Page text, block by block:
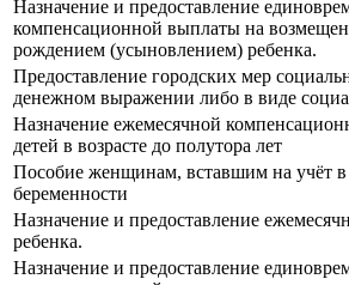
Назначение и предоставление
компенсационной выплаты на
рождением (усыновлением) ребенка.
Предоставление городских мер
денежном выражении либо в виде
Назначение ежемесячной
детей в возрасте до полутора лет
Пособие женщинам, вставшим на учёт в
беременности
Назначение и предоставление
ребенка.
Назначение и предоставление